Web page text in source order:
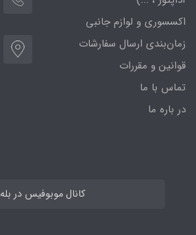
اکسسوری و لوازم جانبی
زمان‌بندی ارسال سفارشات
قوانین و مقررات
تماس با ما
در باره ما
کانال موبوفیس در بله